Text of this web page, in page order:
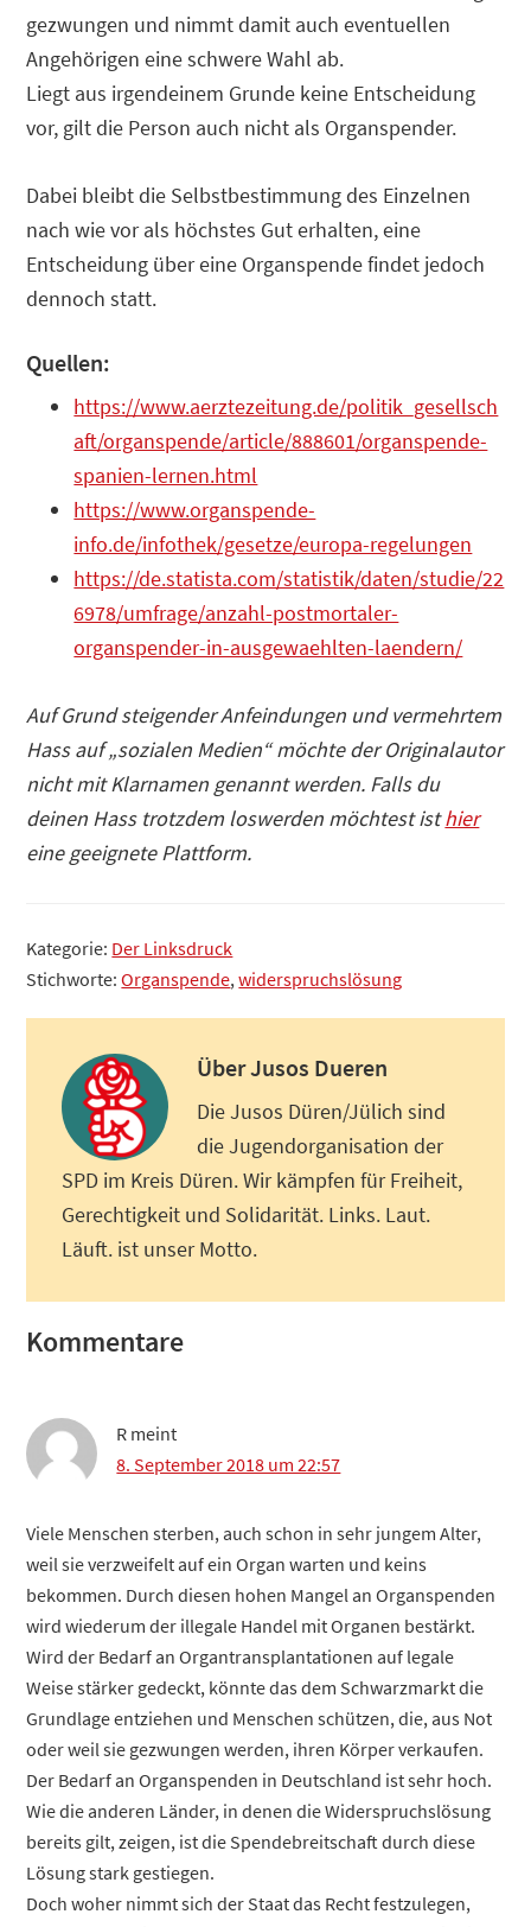
gezwungen und nimmt damit auch eventuellen
Angehörigen eine schwere Wahl ab.
Liegt aus irgendeinem Grunde keine Entscheidung
vor, gilt die Person auch nicht als Organspender.
Dabei bleibt die Selbstbestimmung des Einzelnen
nach wie vor als höchstes Gut erhalten, eine
Entscheidung über eine Organspende findet jedoch
dennoch statt.
Quellen:
https://www.aerztezeitung.de/politik_gesellsch
aft/organspende/article/888601/organspende-
spanien-lernen.html
https://www.organspende-
info.de/infothek/gesetze/europa-regelungen
https://de.statista.com/statistik/daten/studie/22
6978/umfrage/anzahl-postmortaler-
organspender-in-ausgewaehlten-laendern/
Auf Grund steigender Anfeindungen und vermehrtem
Hass auf „sozialen Medien“ möchte der Originalautor
nicht mit Klarnamen genannt werden. Falls du
deinen Hass trotzdem loswerden möchtest isthier
eine geeignete Plattform.
Kategorie: Der Linksdruck
Stichworte:Organspende,widerspruchslösung
ÜberJusos Dueren
Die Jusos Düren/Jülich sind
die Jugendorganisation der
SPD im Kreis Düren. Wir kämpfen für Freiheit,
Gerechtigkeit und Solidarität. Links. Laut.
Läuft. ist unser Motto.
Leser-
Kommentare
R meint
8. September 2018 um 22:57
Viele Menschen sterben, auch schon in sehr jungem Alter,
weil sie verzweifelt auf ein Organ warten und keins
bekommen. Durch diesen hohen Mangel an Organspenden
wird wiederum der illegale Handel mit Organen bestärkt.
Wird der Bedarf an Organtransplantationen auf legale
Weise stärker gedeckt, könnte das dem Schwarzmarkt die
Grundlage entziehen und Menschen schützen, die, aus Not
oder weil sie gezwungen werden, ihren Körper verkaufen.
Der Bedarf an Organspenden in Deutschland ist sehr hoch.
Wie die anderen Länder, in denen die Widerspruchslösung
bereits gilt, zeigen, ist die Spendebreitschaft durch diese
Lösung stark gestiegen.
Doch woher nimmt sich der Staat das Recht festzulegen,